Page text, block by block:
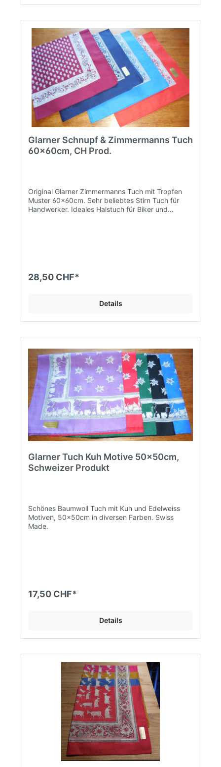
Glarner Schnupf & Zimmermanns Tuch
60x60cm, CH Prod.
Original Glarner Zimmermanns Tuch mit Tropfen
Muster 60x60cm. Sehr beliebtes Stirn Tuch für
Handwerker. Ideales Halstuch für Biker und
28,50 CHF*
Details
Glarner Tuch Kuh Motive 50x50cm,
Schweizer Produkt
Schönes Baumwoll Tuch mit Kuh und Edelweiss
Motiven, 50x50cm in diversen Farben. Swiss
Made.
17,50 CHF*
Details